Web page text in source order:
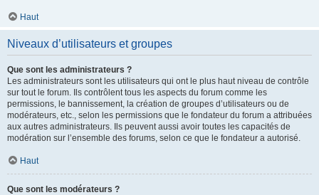
Haut
Niveaux d’utilisateurs et groupes
Que sont les administrateurs ?
Les administrateurs sont les utilisateurs qui ont le plus haut niveau de contrôle
sur tout le forum. Ils contrôlent tous les aspects du forum comme les
permissions, le bannissement, la création de groupes d’utilisateurs ou de
modérateurs, etc., selon les permissions que le fondateur du forum a attribuées
aux autres administrateurs. Ils peuvent aussi avoir toutes les capacités de
modération sur l’ensemble des forums, selon ce que le fondateur a autorisé.
Haut
Que sont les modérateurs ?